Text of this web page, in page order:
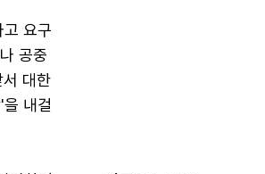
요구
공중
대한
내걸